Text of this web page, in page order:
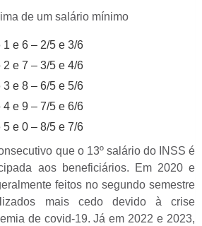
de um salário mínimo
e 6 – 2/5 e 3/6
e 7 – 3/5 e 4/6
e 8 – 6/5 e 5/6
e 9 – 7/5 e 6/6
e 0 – 8/5 e 7/6
que o 13º salário do INSS é
aos beneficiários. Em 2020 e
feitos no segundo semestre
mais cedo devido à crise
de covid-19. Já em 2022 e 2023,